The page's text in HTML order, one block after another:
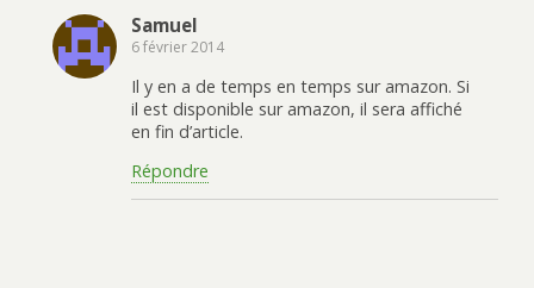
Samuel
6 février 2014
Il y en a de temps en temps sur amazon. Si
il est disponible sur amazon, il sera affiché
en fin d’article.
Répondre